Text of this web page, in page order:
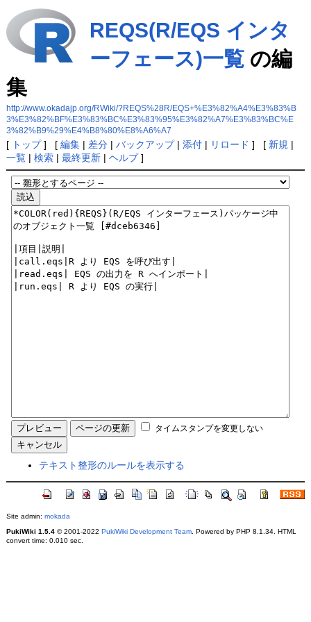
REQS(R/EQS インタ
ーフェース)一覧の編
集
http://www.okadajp.org/RWiki/?REQS%28R/EQS+%E3%82%A4%E3%83%B
3%E3%82%BF%E3%83%BC%E3%83%95%E3%82%A7%E3%83%BC%E
3%82%B9%29%E4%B8%80%E8%A6%A7
[ トップ] [ 編集| 差分| バックアップ| 添付| リロード ] [ 新規 |
一覧| 検索| 最終更新| ヘルプ]
タイムスタンプを変更しない
テキスト整形のルールを表示する
Site admin: mokada
PukiWiki 1.5.4© 2001-2022 PukiWiki Development Team. Powered by PHP 8.1.34. HTML
convert time: 0.010 sec.